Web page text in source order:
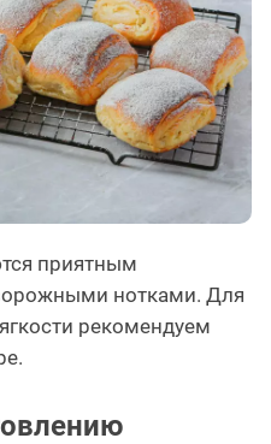
приятным
нотками. Для
рекомендуем